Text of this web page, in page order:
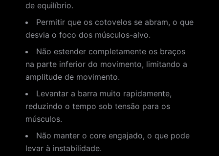
de equilíbrio.
Permitir que os cotovelos se abram, o que
desvia o foco dos músculos-alvo.
Não estender completamente os braços
na parte inferior do movimento, limitando a
amplitude de movimento.
Levantar a barra muito rapidamente,
reduzindo o tempo sob tensão para os
músculos.
Não manter o core engajado, o que pode
levar à instabilidade.